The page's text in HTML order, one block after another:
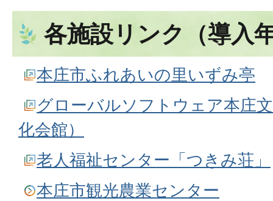
各施設リンク（導入
本庄市ふれあいの里いずみ亭
グローバルソフトウェア本庄
化会館）
老人福祉センター「つきみ荘」
本庄市観光農業センター